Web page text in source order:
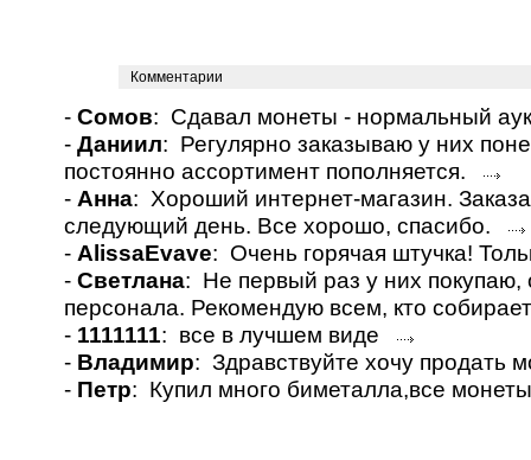
Комментарии
- Сомов: Сдавал монеты - нормальный
- Даниил: Регулярно заказываю у них
постоянно ассортимент пополняется.
- Анна: Хороший интернет-магазин.
следующий день. Все хорошо, спасибо.
- AlissaEvave: Очень горячая штучка!
- Светлана: Не первый раз у них
персонала. Рекомендую всем, кто
- 1111111: все в лучшем виде
- Владимир: Здравствуйте хочу продать
- Петр: Купил много биметалла,все